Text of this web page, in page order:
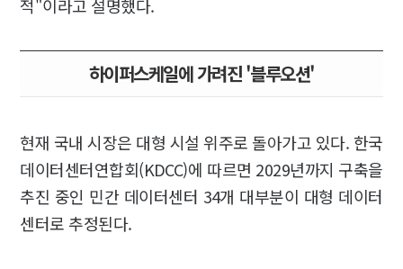
적"이라고 설명했다.
하이퍼스케일에 가려진 '블루오션'
현재 국내 시장은 대형 시설 위주로 돌아가고 있다. 한국
데이터센터연합회(KDCC)에 따르면 2029년까지 구축을
추진 중인 민간 데이터센터 34개 대부분이 대형 데이터
센터로 추정된다.